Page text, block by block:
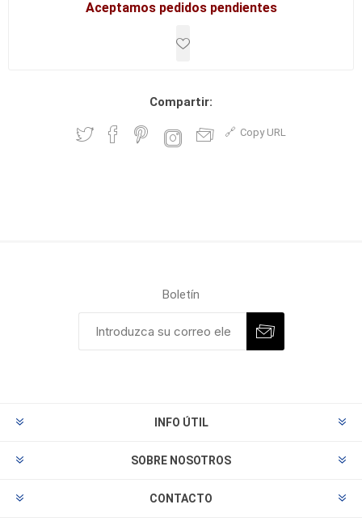
Aceptamos pedidos pendientes
Compartir:
Copy URL
Boletín
INFO ÚTIL
SOBRE NOSOTROS
CONTACTO